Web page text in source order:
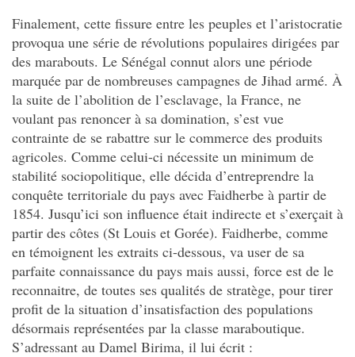
Finalement, cette fissure entre les peuples et l’aristocratie
provoqua une série de révolutions populaires dirigées par
des marabouts. Le Sénégal connut alors une période
marquée par de nombreuses campagnes de Jihad armé. À
la suite de l’abolition de l’esclavage, la France, ne
voulant pas renoncer à sa domination, s’est vue
contrainte de se rabattre sur le commerce des produits
agricoles. Comme celui-ci nécessite un minimum de
stabilité sociopolitique, elle décida d’entreprendre la
conquête territoriale du pays avec Faidherbe à partir de
1854. Jusqu’ici son influence était indirecte et s’exerçait à
partir des côtes (St Louis et Gorée). Faidherbe, comme
en témoignent les extraits ci-dessous, va user de sa
parfaite connaissance du pays mais aussi, force est de le
reconnaitre, de toutes ses qualités de stratège, pour tirer
profit de la situation d’insatisfaction des populations
désormais représentées par la classe maraboutique.
S’adressant au Damel Birima, il lui écrit :